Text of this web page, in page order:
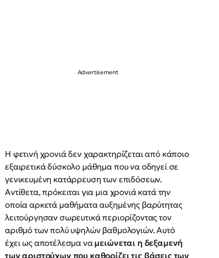
Η φετινή χρονιά δεν χαρακτηρίζεται από κάποιο
εξαιρετικά δύσκολο μάθημα που να οδηγεί σε
γενικευμένη κατάρρευση των επιδόσεων.
Αντίθετα, πρόκειται για μια χρονιά κατά την
οποία αρκετά μαθήματα αυξημένης βαρύτητας
λειτούργησαν σωρευτικά περιορίζοντας τον
αριθμό των πολύ υψηλών βαθμολογιών. Αυτό
έχει ως αποτέλεσμα ναμειώνεται η δεξαμενή
των αριστούχων που καθορίζει τις βάσεις των